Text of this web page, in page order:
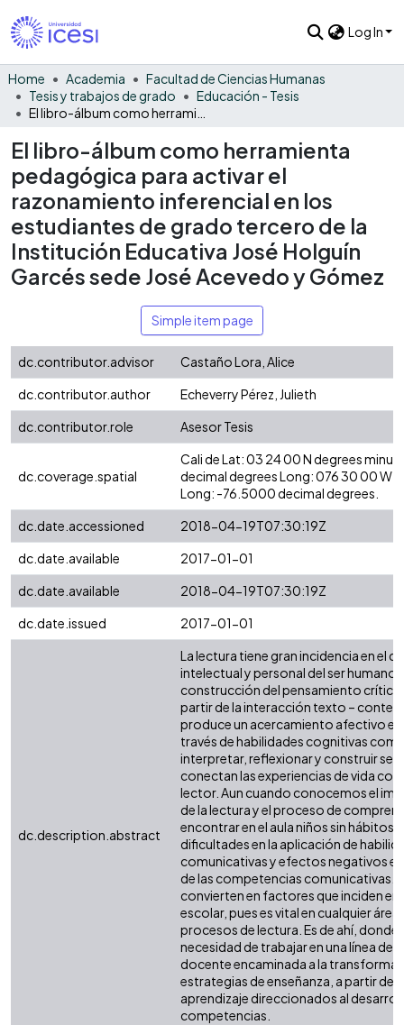
Log In
Home Academia
Facultad de Ciencias Humanas
Tesis y trabajos de grado
Educación - Tesis
El libro-álbum como herramienta
pedagógica para activar el
razonamiento inferencial en los
estudiantes de grado tercero de la
Institución Educativa José Holguín
Garcés sede José Acevedo y Gómez
Simple item page
dc.contributor.advisor
Castaño Lora, Alice
dc.contributor.author
Echeverry Pérez, Julieth
dc.contributor.role
Asesor Tesis
dc.coverage.spatial
Cali de Lat: 03 24 00 N degrees
decimal degrees Long: 076 30 00 W
Long: -76.5000 decimal degrees.
dc.date.accessioned
2018-04-19T07:30:19Z
dc.date.available
2017-01-01
dc.date.available
2018-04-19T07:30:19Z
dc.date.issued
2017-01-01
dc.description.abstract
La lectura tiene gran incidencia en el
intelectual y personal del ser humano.
construcción del pensamiento
partir de la interacción texto –
produce un acercamiento afectivo e
través de habilidades cognitivas
interpretar, reflexionar y construir
conectan las experiencias de vida
lector. Aun cuando conocemos el
de la lectura y el proceso de
encontrar en el aula niños sin hábitos
dificultades en la aplicación de
comunicativas y efectos negativos
de las competencias comunicativas.
convierten en factores que inciden en
escolar, pues es vital en cualquier
procesos de lectura. Es de ahí, donde
necesidad de trabajar en una línea de
docente encaminada a la
estrategias de enseñanza, a partir de
aprendizaje direccionados al
competencias.